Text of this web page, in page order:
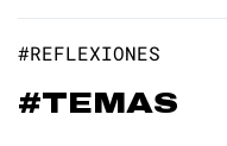
#REFLEXIONES
#TEMAS